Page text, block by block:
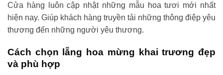
Cửa hàng luôn cập nhật những mẫu hoa tươi mới nhất
hiện nay. Giúp khách hàng truyền tải những thông điệp yêu
thương đến những người yêu thương.
Cách chọn lẵng hoa mừng khai trương đẹp
và phù hợp